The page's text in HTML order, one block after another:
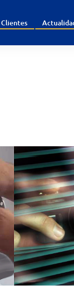
Clientes